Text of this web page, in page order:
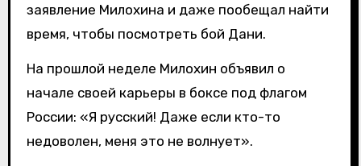
заявление Милохина и даже пообещал найти
время, чтобы посмотреть бой Дани.
На прошлой неделе Милохин объявил о
начале своей карьеры в боксе под флагом
России: «Я русский! Даже если кто-то
недоволен, меня это не волнует».